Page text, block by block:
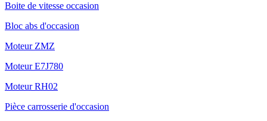
Boite de vitesse occasion
Bloc abs d'occasion
Moteur ZMZ
Moteur E7J780
Moteur RH02
Pièce carrosserie d'occasion